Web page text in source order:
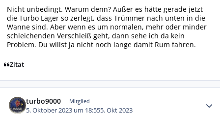
Nicht unbedingt. Warum denn? Außer es hätte gerade jetzt
die Turbo Lager so zerlegt, dass Trümmer nach unten in die
Wanne sind. Aber wenn es um normalen, mehr oder minder
schleichenden Verschleiß geht, dann sehe ich da kein
Problem. Du willst ja nicht noch lange damit Rum fahren.
Zitat
turbo9000 Mitglied
5. Oktober 2023 um 18:555. Okt 2023